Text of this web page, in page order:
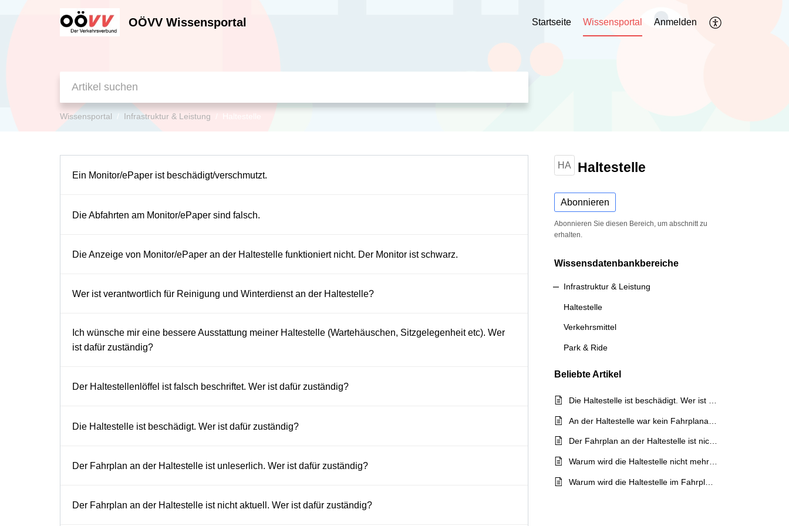
OÖVV Wissensportal Startseite Wissensportal Anmelden
Wissensportal Infrastruktur & Leistung
Ein Monitor/ePaper ist beschädigt/verschmutzt.
Die Abfahrten am Monitor/ePaper sind falsch.
Die Anzeige von Monitor/ePaper an der Haltestelle funktioniert nicht. Der Monitor ist schwarz.
Wer ist verantwortlich für Reinigung und Winterdienst an der Haltestelle?
Ich wünsche mir eine bessere Ausstattung meiner Haltestelle (Wartehäuschen, Sitzgelegenheit etc). Wer
ist dafür zuständig?
Der Haltestellenlöffel ist falsch beschriftet. Wer ist dafür zuständig?
Die Haltestelle ist beschädigt. Wer ist dafür zuständig?
Der Fahrplan an der Haltestelle ist unleserlich. Wer ist dafür zuständig?
Der Fahrplan an der Haltestelle ist nicht aktuell. Wer ist dafür zuständig?
HA Haltestelle
Abonnieren
Abonnieren Sie diesen Bereich, um abschnitt zu
erhalten.
Wissensdatenbankbereiche
Infrastruktur & Leistung
Haltestelle
Verkehrsmittel
Park & Ride
BeliebteArtikel
Der Fahrplan an der Haltestelle ist nicht aktuell. Wer ist dafür zuständig?